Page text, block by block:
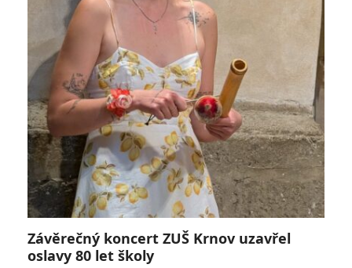
Závěrečný koncert ZUŠ Krnov uzavřel
oslavy 80 let školy